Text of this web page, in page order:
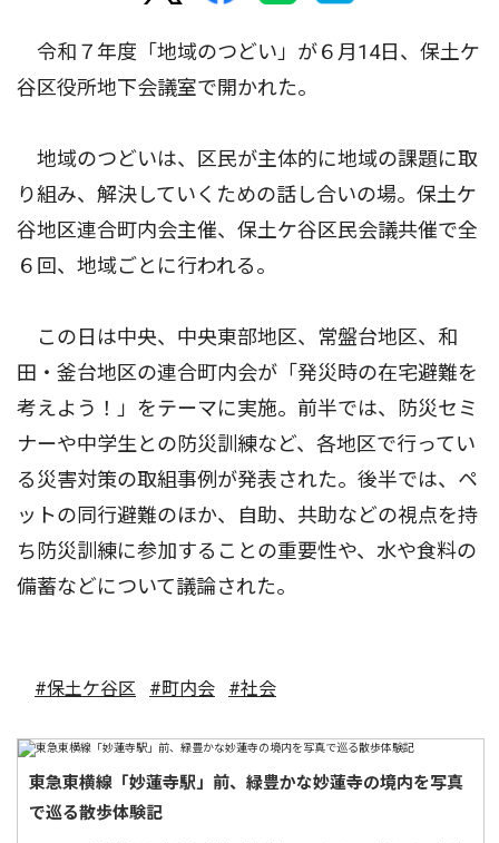
令和７年度「地域のつどい」が６月14日、保土ケ
谷区役所地下会議室で開かれた。
地域のつどいは、区民が主体的に地域の課題に取
り組み、解決していくための話し合いの場。保土ケ
谷地区連合町内会主催、保土ケ谷区民会議共催で全
６回、地域ごとに行われる。
この日は中央、中央東部地区、常盤台地区、和
田・釜台地区の連合町内会が「発災時の在宅避難を
考えよう！」をテーマに実施。前半では、防災セミ
ナーや中学生との防災訓練など、各地区で行ってい
る災害対策の取組事例が発表された。後半では、ペ
ットの同行避難のほか、自助、共助などの視点を持
ち防災訓練に参加することの重要性や、水や食料の
備蓄などについて議論された。
#保土ケ谷区 #町内会 #社会
東急東横線「妙蓮寺駅」前、緑豊かな妙蓮寺の境内を写真
で巡る散歩体験記